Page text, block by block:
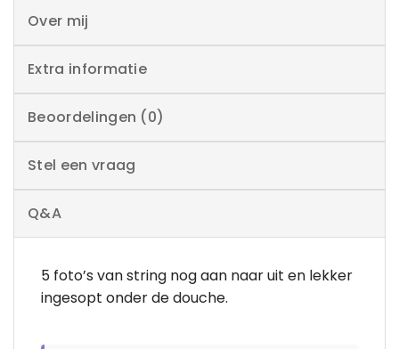
Over mij
Extra informatie
Beoordelingen (0)
Stel een vraag
Q&A
5 foto’s van string nog aan naar uit en lekker
ingesopt onder de douche.